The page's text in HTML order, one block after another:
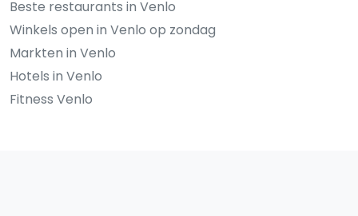
Beste restaurants in Venlo
Winkels open in Venlo op zondag
Markten in Venlo
Hotels in Venlo
Fitness Venlo